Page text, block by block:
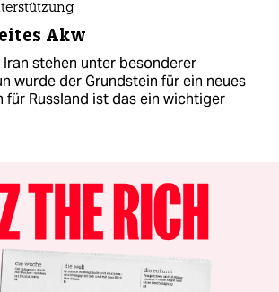
Akw
stehen unter besonderer
wurde der Grundstein für ein neues
für Russland ist das ein wichtiger